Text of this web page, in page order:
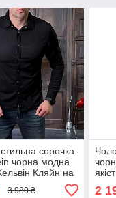
сорочка
чорна модна
Кляйн на
3 980 ₴ 2